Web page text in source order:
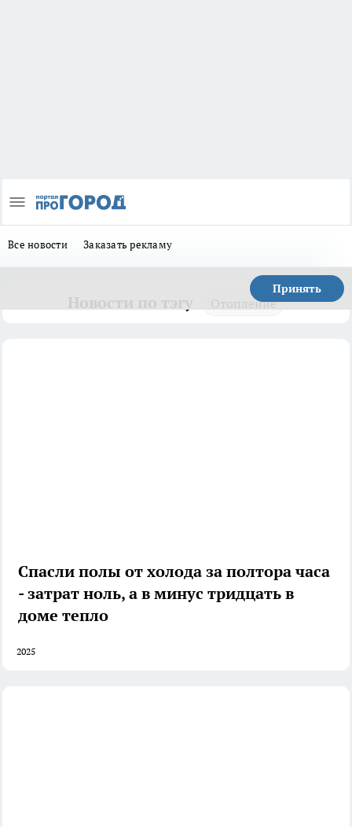
Все новости Заказать рекламу
Принять
Отопление
Спасли полы от холода за полтора часа
- затрат ноль, а в минус тридцать в
доме тепло
2025